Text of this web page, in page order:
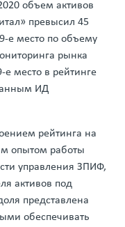
объем активов
превысил 45
е место по объему
рынка
е место в рейтинге
ИД
рейтинга на
опытом работы
управления ЗПИФ,
активов под
представлена
обеспечивать